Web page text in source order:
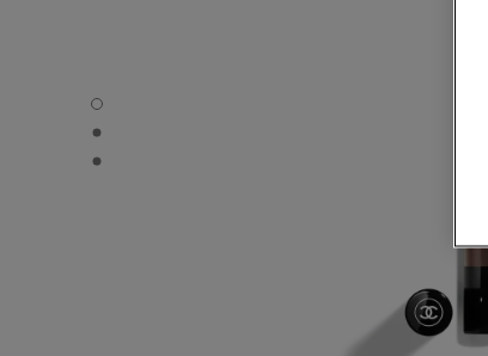
スティロ オンブル エ コントゥール - デフォルト
スティロ オンブル エ コントゥール - オルタナテ
スティロ オンブル エ コントゥール - ベーシック